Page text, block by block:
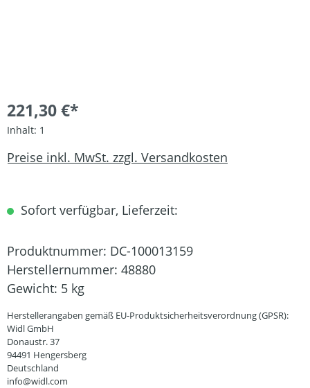
221,30 €*
Inhalt: 1
Preise inkl. MwSt. zzgl. Versandkosten
Sofort verfügbar, Lieferzeit:
Produktnummer: DC-100013159
Herstellernummer: 48880
Gewicht: 5 kg
Herstellerangaben gemäß EU-Produktsicherheitsverordnung (GPSR):
Widl GmbH
Donaustr. 37
94491 Hengersberg
Deutschland
info@widl.com